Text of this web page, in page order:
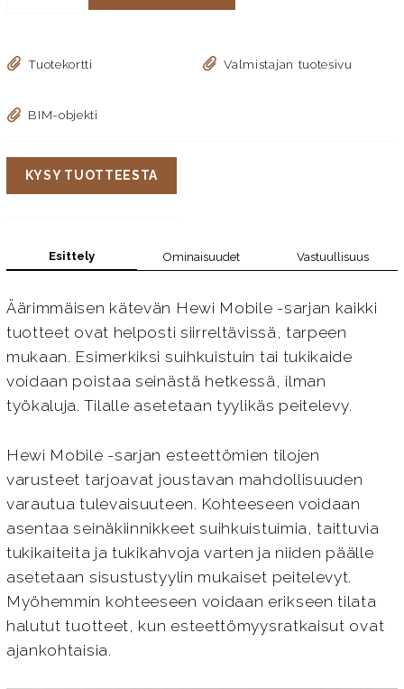
Tuotekortti Valmistajan tuotesivu
BIM-objekti
KYSY TUOTTEESTA
Esittely Ominaisuudet Vastuullisuus
Äärimmäisen kätevän Hewi Mobile -sarjan kaikki
tuotteet ovat helposti siirreltävissä, tarpeen
mukaan. Esimerkiksi suihkuistuin tai tukikaide
voidaan poistaa seinästä hetkessä, ilman
työkaluja. Tilalle asetetaan tyylikäs peitelevy.
Hewi Mobile -sarjan esteettömien tilojen
varusteet tarjoavat joustavan mahdollisuuden
varautua tulevaisuuteen. Kohteeseen voidaan
asentaa seinäkiinnikkeet suihkuistuimia, taittuvia
tukikaiteita ja tukikahvoja varten ja niiden päälle
asetetaan sisustustyylin mukaiset peitelevyt.
Myöhemmin kohteeseen voidaan erikseen tilata
halutut tuotteet, kun esteettömyysratkaisut ovat
ajankohtaisia.